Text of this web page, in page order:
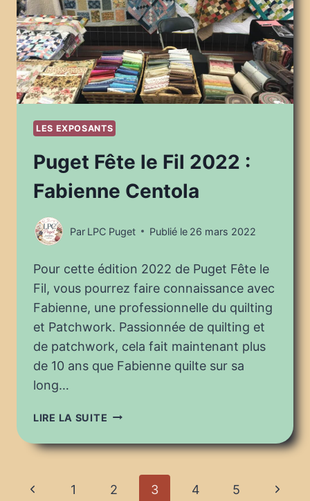
LES EXPOSANTS
Puget Fête le Fil 2022 :
Fabienne Centola
Par LPC Puget Publié le 26 mars 2022
Pour cette édition 2022 de Puget Fête le
Fil, vous pourrez faire connaissance avec
Fabienne, une professionnelle du quilting
et Patchwork. Passionnée de quilting et
de patchwork, cela fait maintenant plus
de 10 ans que Fabienne quilte sur sa
long…
LIRE LA SUITE PUGET
LE
Navigation
Page
1 2 3 4 5
Page